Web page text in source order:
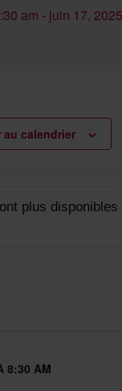
am - juin 17,
au calendrier
8:30 AM
plus disponibles